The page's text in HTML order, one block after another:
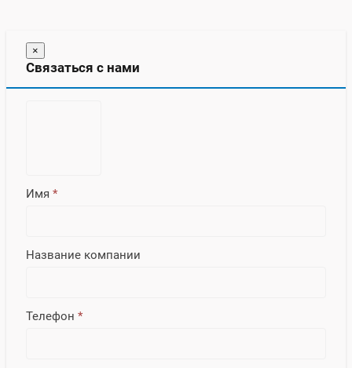
×
Связаться с нами
Имя *
Название компании
Телефон *